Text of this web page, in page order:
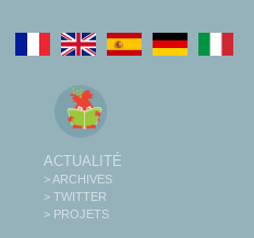
ACTUALITÉ
> ARCHIVES
> TWITTER
> PROJETS